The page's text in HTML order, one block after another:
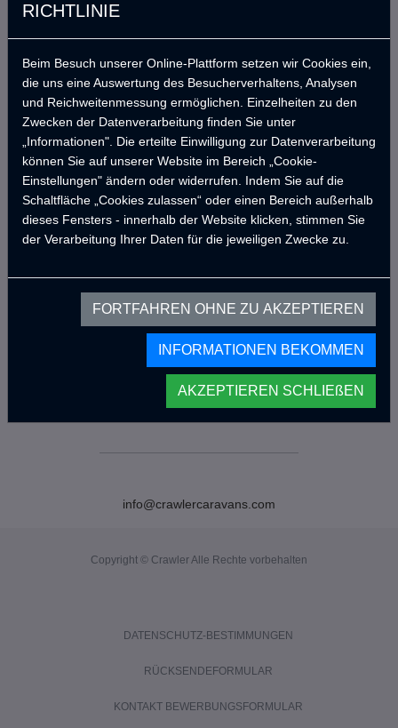
ÜRÜN TESLİM TARİHİ
İADE EDİLEN ÜRÜN DETAYLARI
ÜRÜN KODU ÜRÜN ADI
info@crawlercaravans.com
Copyright © Crawler Alle Rechte vorbehalten
DATENSCHUTZ-BESTIMMUNGEN
RÜCKSENDEFORMULAR
KONTAKT BEWERBUNGSFORMULAR
RICHTLINIE
Beim Besuch unserer Online-Plattform setzen wir Cookies ein,
die uns eine Auswertung des Besucherverhaltens, Analysen
und Reichweitenmessung ermöglichen. Einzelheiten zu den
Zwecken der Datenverarbeitung finden Sie unter
„Informationen". Die erteilte Einwilligung zur Datenverarbeitung
können Sie auf unserer Website im Bereich „Cookie-
Einstellungen" ändern oder widerrufen. Indem Sie auf die
Schaltfläche „Cookies zulassen“ oder einen Bereich außerhalb
dieses Fensters - innerhalb der Website klicken, stimmen Sie
der Verarbeitung Ihrer Daten für die jeweiligen Zwecke zu.
FORTFAHREN OHNE ZU AKZEPTIEREN
INFORMATIONEN BEKOMMEN
AKZEPTIEREN SCHLIEßEN